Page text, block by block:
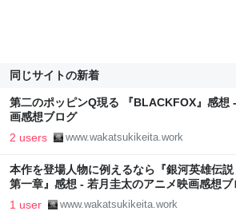
同じサイトの新着
第二のポッピンQ現る 『BLACKFOX』感想
画感想ブログ
2 users www.wakatsukikeita.work
本作を登場人物に例えるなら『銀河英雄伝
第一章』感想 - 若月圭太のアニメ映画感想ブ
1 user www.wakatsukikeita.work